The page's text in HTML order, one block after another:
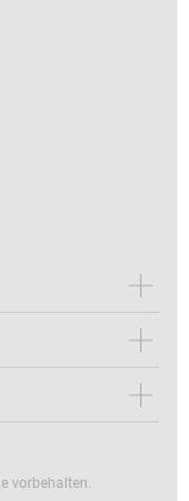
vorbehalten.